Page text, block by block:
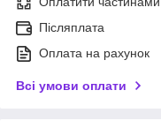
Післяплата
Оплата на рахунок
Всі умови оплати